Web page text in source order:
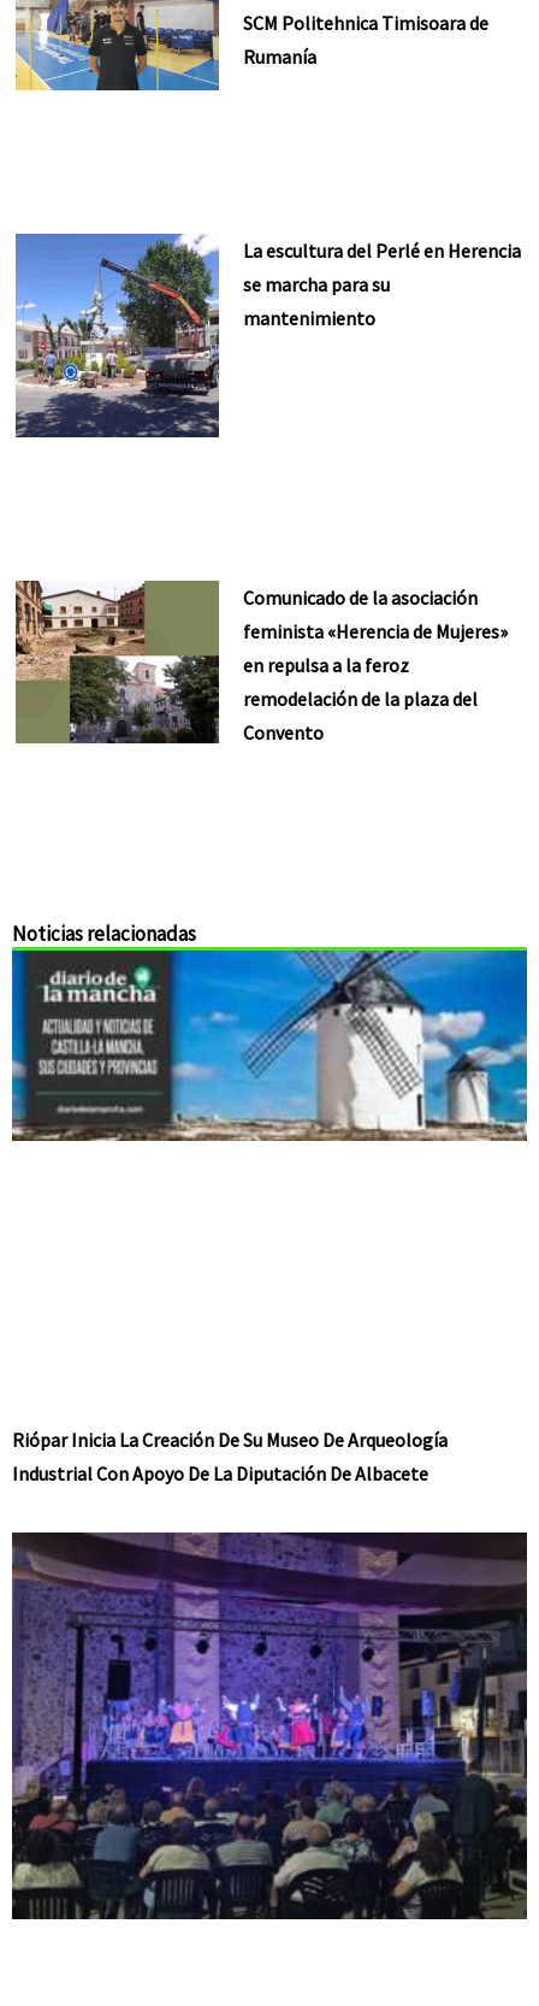
SCM Politehnica Timisoara de
Rumanía
La escultura del Perlé en Herencia
se marcha para su
mantenimiento
Comunicado de la asociación
feminista «Herencia de Mujeres»
en repulsa a la feroz
remodelación de la plaza del
Convento
Noticias relacionadas
Riópar Inicia La Creación De Su Museo De Arqueología
Industrial Con Apoyo De La Diputación De Albacete